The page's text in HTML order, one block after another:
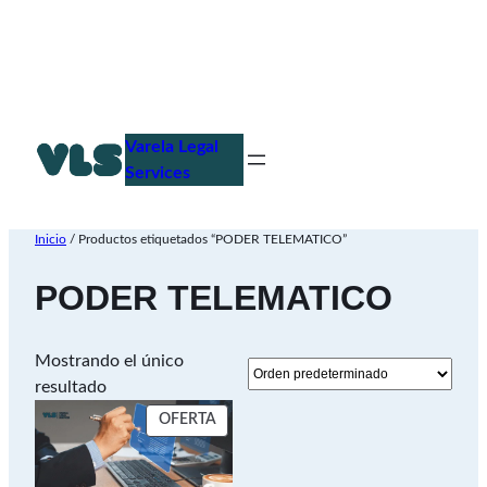
contenido
Varela Legal
Services
Inicio / Productos etiquetados “PODER TELEMATICO”
PODER TELEMATICO
Mostrando el único
resultado
OFERTAPRODUCTO
EN
OFERTA